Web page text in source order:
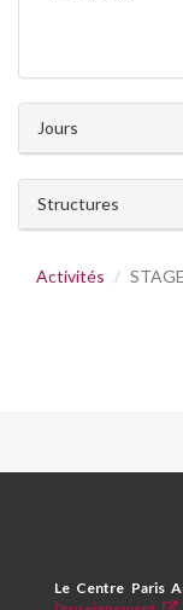
Jours
Structures
Activités
Le Centre Paris